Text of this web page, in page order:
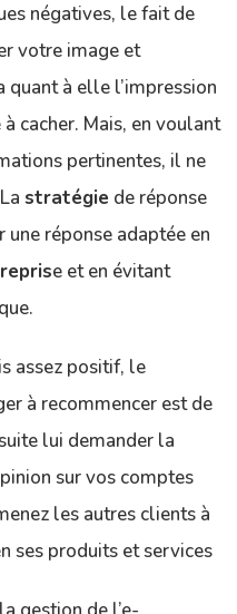
négatives, le fait de
votre image et
quant à elle l’impression
cacher. Mais, en voulant
pertinentes, il ne
stratégie de réponse
une réponse adaptée en
e et en évitant
assez positif, le
à recommencer est de
lui demander la
sur vos comptes
les autres clients à
ses produits et services